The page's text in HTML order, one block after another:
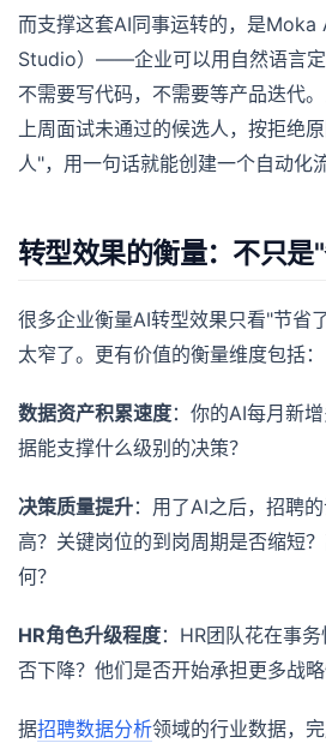
而支撑这套AI同事运转的，是Moka
Studio）——企业可以用自然语言定
不需要写代码，不需要等产品迭代
上周面试未通过的候选人，按拒绝
人"，用一句话就能创建一个自动化流
转型效果的衡量：不只是
很多企业衡量AI转型效果只看"节省
太窄了。更有价值的衡量维度包括：
数据资产积累速度：你的AI每月新
据能支撑什么级别的决策？
决策质量提升：用了AI之后，招聘
高？关键岗位的到岗周期是否缩短
何？
HR角色升级程度：HR团队花在事
否下降？他们是否开始承担更多战略
据招聘数据分析领域的行业数据，